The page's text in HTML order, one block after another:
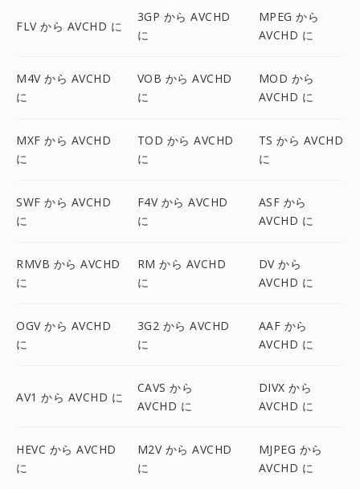
FLV から AVCHD に
3GP から AVCHD
に
MPEG から
AVCHD に
M4V から AVCHD
に
VOB から AVCHD
に
MOD から
AVCHD に
MXF から AVCHD
に
TOD から AVCHD
に
TS から AVCHD
に
SWF から AVCHD
に
F4V から AVCHD
に
ASF から
AVCHD に
RMVB から AVCHD
に
RM から AVCHD
に
DV から
AVCHD に
OGV から AVCHD
に
3G2 から AVCHD
に
AAF から
AVCHD に
AV1 から AVCHD に
CAVS から
AVCHD に
DIVX から
AVCHD に
HEVC から AVCHD
に
M2V から AVCHD
に
MJPEG から
AVCHD に